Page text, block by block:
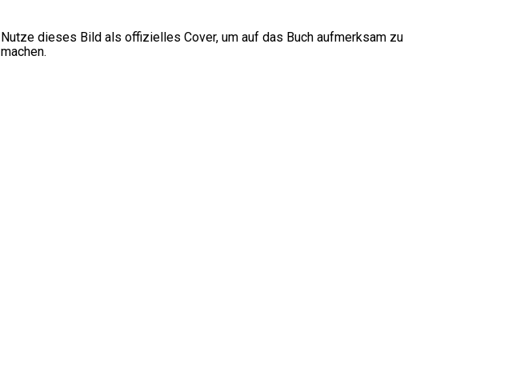
Nutze dieses Bild als offizielles Cover, um auf das Buch aufmerksam zu
machen.